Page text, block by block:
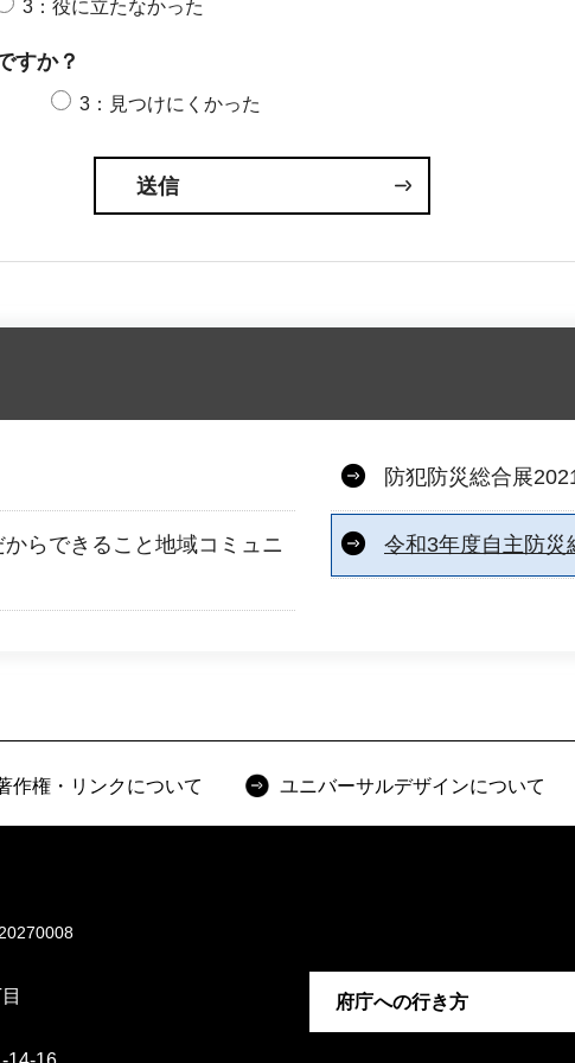
3：役に立たなかった
すか？
3：見つけにくかった
防犯防災総合展
らできること地域コミュニ
令和3年度自主防災
作権・リンクについて ユニバーサルデザインについて
府庁への行き方